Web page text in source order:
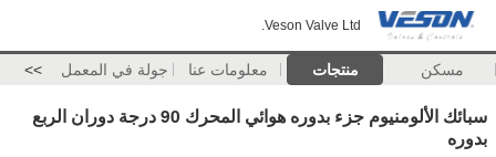
Veson Valve Ltd.
مسكن منتجات معلومات عنا جولة في المعمل >>
سبائك الألومنيوم جزء بدوره هوائي المحرك 90 درجة دوران الربع
بدوره